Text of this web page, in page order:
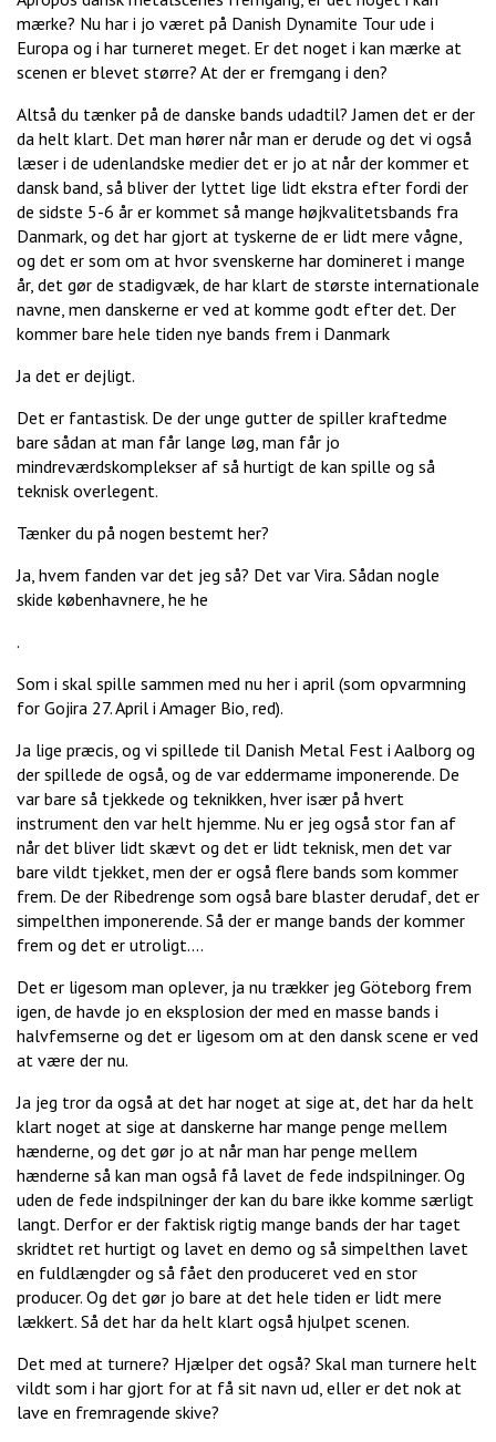
mærke? Nu har i jo været på Danish Dynamite Tour ude i
Europa og i har turneret meget. Er det noget i kan mærke at
scenen er blevet større? At der er fremgang i den?
Altså du tænker på de danske bands udadtil? Jamen det er der
da helt klart. Det man hører når man er derude og det vi også
læser i de udenlandske medier det er jo at når der kommer et
dansk band, så bliver der lyttet lige lidt ekstra efter fordi der
de sidste 5-6 år er kommet så mange højkvalitetsbands fra
Danmark, og det har gjort at tyskerne de er lidt mere vågne,
og det er som om at hvor svenskerne har domineret i mange
år, det gør de stadigvæk, de har klart de største internationale
navne, men danskerne er ved at komme godt efter det. Der
kommer bare hele tiden nye bands frem i Danmark
Ja det er dejligt.
Det er fantastisk. De der unge gutter de spiller kraftedme
bare sådan at man får lange løg, man får jo
mindreværdskomplekser af så hurtigt de kan spille og så
teknisk overlegent.
Tænker du på nogen bestemt her?
Ja, hvem fanden var det jeg så? Det var Vira. Sådan nogle
skide københavnere, he he
.
Som i skal spille sammen med nu her i april (som opvarmning
for Gojira 27. April i Amager Bio, red).
Ja lige præcis, og vi spillede til Danish Metal Fest i Aalborg og
der spillede de også, og de var eddermame imponerende. De
var bare så tjekkede og teknikken, hver især på hvert
instrument den var helt hjemme. Nu er jeg også stor fan af
når det bliver lidt skævt og det er lidt teknisk, men det var
bare vildt tjekket, men der er også flere bands som kommer
frem. De der Ribedrenge som også bare blaster derudaf, det er
simpelthen imponerende. Så der er mange bands der kommer
frem og det er utroligt....
Det er ligesom man oplever, ja nu trækker jeg Göteborg frem
igen, de havde jo en eksplosion der med en masse bands i
halvfemserne og det er ligesom om at den dansk scene er ved
at være der nu.
Ja jeg tror da også at det har noget at sige at, det har da helt
klart noget at sige at danskerne har mange penge mellem
hænderne, og det gør jo at når man har penge mellem
hænderne så kan man også få lavet de fede indspilninger. Og
uden de fede indspilninger der kan du bare ikke komme særligt
langt. Derfor er der faktisk rigtig mange bands der har taget
skridtet ret hurtigt og lavet en demo og så simpelthen lavet
en fuldlængder og så fået den produceret ved en stor
producer. Og det gør jo bare at det hele tiden er lidt mere
lækkert. Så det har da helt klart også hjulpet scenen.
Det med at turnere? Hjælper det også? Skal man turnere helt
vildt som i har gjort for at få sit navn ud, eller er det nok at
lave en fremragende skive?